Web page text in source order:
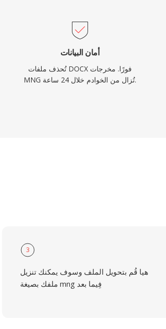
أمان البيانات
تُحذف ملفات DOCX فورًا. مخرجات
MNG تُزال من الخوادم خلال 24 ساعة.
3
هيا قُم بتحويل الملف وسوف يمكنك تنزيل
ملفك بصيغة mng فِيما بعد